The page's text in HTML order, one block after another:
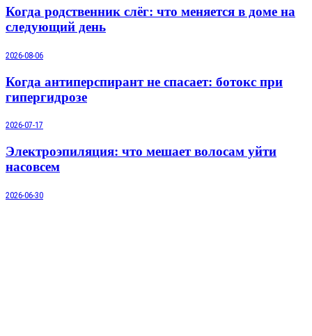
Когда родственник слёг: что меняется в доме на
следующий день
2026-08-06
Когда антиперспирант не спасает: ботокс при
гипергидрозе
2026-07-17
Электроэпиляция: что мешает волосам уйти
насовсем
2026-06-30